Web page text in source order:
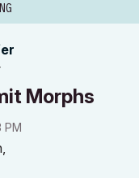
Morphs
PM